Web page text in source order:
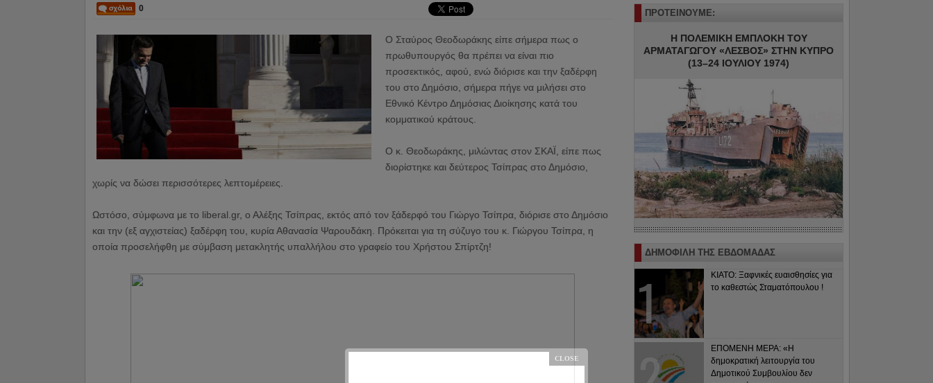
0
Ο Σταύρος Θεοδωράκης είπε σήμερα πως ο
πρωθυπουργός θα πρέπει να είναι πιο
προσεκτικός, αφού, ενώ διόρισε και την ξαδέρφη
του στο Δημόσιο, σήμερα πήγε να μιλήσει στο
Εθνικό Κέντρο Δημόσιας Διοίκησης κατά του
κομματικού κράτους.
Ο κ. Θεοδωράκης, μιλώντας στον ΣΚΑΪ, είπε πως
διορίστηκε και δεύτερος Τσίπρας στο Δημόσιο,
χωρίς να δώσει περισσότερες λεπτομέρειες.
Ωστόσο, σύμφωνα με το liberal.gr, ο Αλέξης Τσίπρας, εκτός από τον ξάδερφό του Γιώργο Τσίπρα, διόρισε στο Δημόσιο
και την (εξ αγχιστείας) ξαδέρφη του, κυρία Αθανασία Ψαρουδάκη. Πρόκειται για τη σύζυγο του κ. Γιώργου Τσίπρα, η
οποία προσελήφθη με σύμβαση μετακλητής υπαλλήλου στο γραφείο του Χρήστου Σπίρτζη!
ΠΡΟΤΕΙΝΟΥΜΕ:
Η ΠΟΛΕΜΙΚΗ ΕΜΠΛΟΚΗ ΤΟΥ
ΑΡΜΑΤΑΓΩΓΟΥ «ΛΕΣΒΟΣ» ΣΤΗΝ ΚΥΠΡΟ
(13–24 ΙΟΥΛΙΟΥ 1974)
ΔΗΜΟΦΙΛΗ ΤΗΣ ΕΒΔΟΜΑΔΑΣ
ΚΙΑΤΟ: Ξαφνικές ευαισθησίες για
το καθεστώς Σταματόπουλου !
ΕΠΟΜΕΝΗ ΜΕΡΑ: «Η
δημοκρατική λειτουργία του
Δημοτικού Συμβουλίου δεν